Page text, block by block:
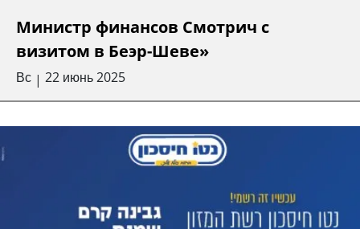
Министр финансов Смотрич с
визитом в Беэр-Шеве»
Вс | 22 июнь 2025